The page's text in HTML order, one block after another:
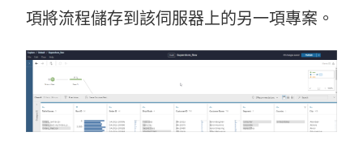
項將流程儲存到該伺服器上的另一項專案。